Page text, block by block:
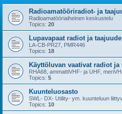
Radioamatööriradiot- ja
Radioamatööriaiheinen keskustelu
Topics: 20
Lupavapaat radiot ja
LA-CB-PR27, PMR446
Topics: 18
Käyttöluvan vaativat radiot ja
RHA68, ammattiVHF- ja UHF,
Topics: 5
Kuunteluosasto
SWL- DX- Utility- ym. kuunteluun
Topics: 10